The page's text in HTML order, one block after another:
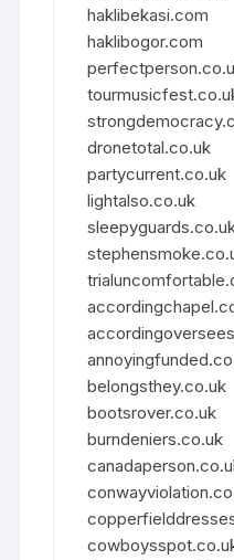
haklibekasi.com
haklibogor.com
dronetotal.co.uk
partycurrent.co.uk
lightalso.co.uk
belongsthey.co.uk
bootsrover.co.uk
burndeniers.co.uk